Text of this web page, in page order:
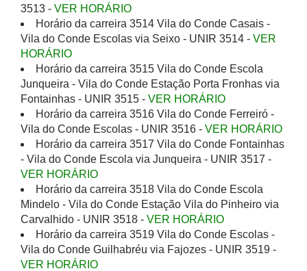
3513 - VER HORÁRIO
Horário da carreira 3514 Vila do Conde Casais -
Vila do Conde Escolas via Seixo - UNIR 3514 - VER
HORÁRIO
Horário da carreira 3515 Vila do Conde Escola
Junqueira - Vila do Conde Estação Porta Fronhas via
Fontainhas - UNIR 3515 - VER HORÁRIO
Horário da carreira 3516 Vila do Conde Ferreiró -
Vila do Conde Escolas - UNIR 3516 - VER HORÁRIO
Horário da carreira 3517 Vila do Conde Fontainhas
- Vila do Conde Escola via Junqueira - UNIR 3517 -
VER HORÁRIO
Horário da carreira 3518 Vila do Conde Escola
Mindelo - Vila do Conde Estação Vila do Pinheiro via
Carvalhido - UNIR 3518 - VER HORÁRIO
Horário da carreira 3519 Vila do Conde Escolas -
Vila do Conde Guilhabréu via Fajozes - UNIR 3519 -
VER HORÁRIO